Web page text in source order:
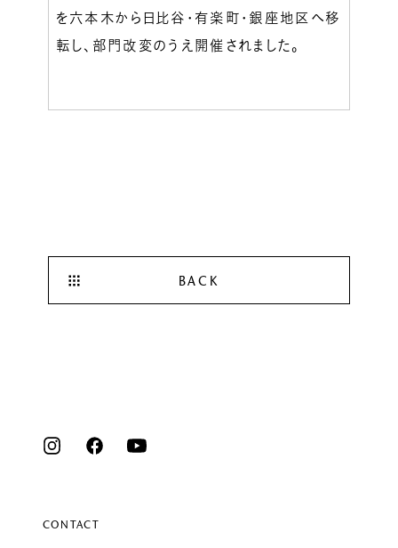
を六本木から日比谷・有楽町・銀座地区へ移
転し、部門改変のうえ開催されました。
BACK
CONTACT